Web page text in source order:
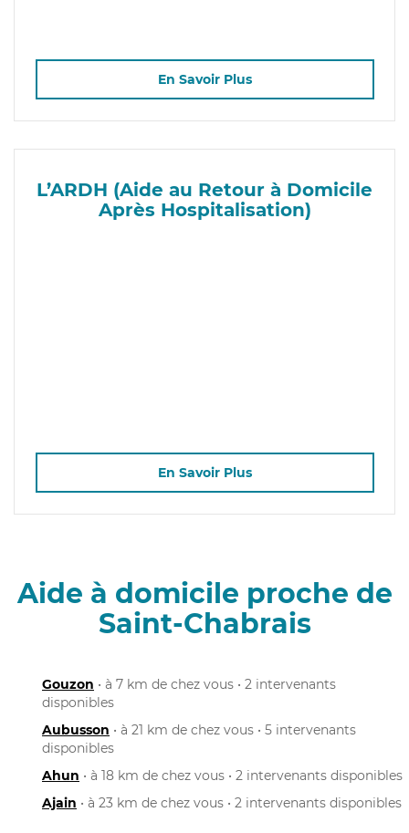
En Savoir Plus
L’ARDH (Aide au Retour à Domicile
Après Hospitalisation)
En Savoir Plus
Aide à domicile proche de
Saint-Chabrais
Gouzon • à 7 km de chez vous • 2 intervenants
disponibles
Aubusson • à 21 km de chez vous • 5 intervenants
disponibles
Ahun • à 18 km de chez vous • 2 intervenants disponibles
Ajain • à 23 km de chez vous • 2 intervenants disponibles